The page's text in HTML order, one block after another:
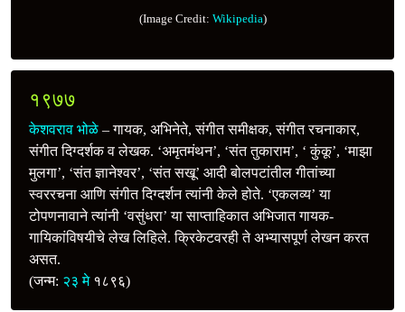
(Image Credit: Wikipedia)
१९७७
केशवराव भोळे – गायक, अभिनेते, संगीत समीक्षक, संगीत रचनाकार,
संगीत दिग्दर्शक व लेखक. ‘अमृतमंथन’, ‘संत तुकाराम’, ‘ कुंकू’, ‘माझा
मुलगा’, ‘संत ज्ञानेश्वर’, ‘संत सखू’ आदी बोलपटांतील गीतांच्या
स्वररचना आणि संगीत दिग्दर्शन त्यांनी केले होते. ‘एकलव्य’ या
टोपणनावाने त्यांनी ‘वसुंधरा’ या साप्ताहिकात अभिजात गायक-
गायिकांविषयीचे लेख लिहिले. क्रिकेटवरही ते अभ्यासपूर्ण लेखन करत
असत.
(जन्म: २३ मे१८९६)